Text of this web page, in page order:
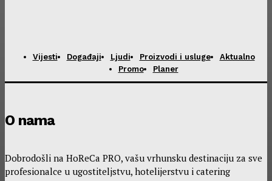
Vijesti Događaji Ljudi Proizvodi i usluge
Aktualno
Promo
Planer
O nama
Dobrodošli na HoReCa PRO, vašu vrhunsku destinaciju za sve
profesionalce u ugostiteljstvu, hotelijerstvu i catering